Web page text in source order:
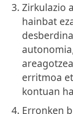
Zirkulazio
hainbat
erritmoa
kontuan
Erronken